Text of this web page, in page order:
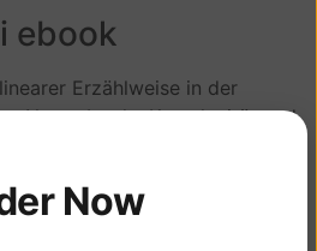
ebook
Erzählweise in der
Note ebooks Komplexität und
und neugierig machte.
Herzenssaiten zu ziehen.
Now